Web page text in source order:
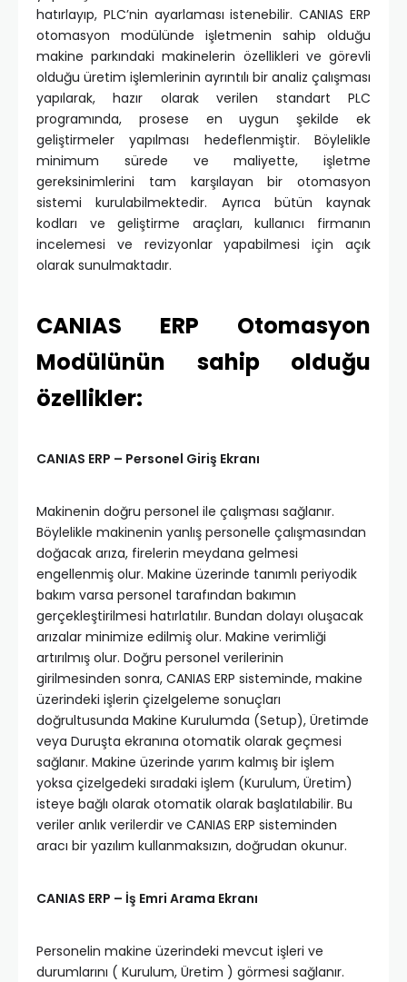
hatırlayıp, PLC’nin ayarlaması istenebilir. CANIAS ERP
otomasyon modülünde işletmenin sahip olduğu
makine parkındaki makinelerin özellikleri ve görevli
olduğu üretim işlemlerinin ayrıntılı bir analiz çalışması
yapılarak, hazır olarak verilen standart PLC
programında, prosese en uygun şekilde ek
geliştirmeler yapılması hedeflenmiştir. Böylelikle
minimum sürede ve maliyette, işletme
gereksinimlerini tam karşılayan bir otomasyon
sistemi kurulabilmektedir. Ayrıca bütün kaynak
kodları ve geliştirme araçları, kullanıcı firmanın
incelemesi ve revizyonlar yapabilmesi için açık
olarak sunulmaktadır.
CANIAS ERP Otomasyon
Modülünün sahip olduğu
özellikler:
CANIAS ERP – Personel Giriş Ekranı
Makinenin doğru personel ile çalışması sağlanır.
Böylelikle makinenin yanlış personelle çalışmasından
doğacak arıza, firelerin meydana gelmesi
engellenmiş olur. Makine üzerinde tanımlı periyodik
bakım varsa personel tarafından bakımın
gerçekleştirilmesi hatırlatılır. Bundan dolayı oluşacak
arızalar minimize edilmiş olur. Makine verimliği
artırılmış olur. Doğru personel verilerinin
girilmesinden sonra, CANIAS ERP sisteminde, makine
üzerindeki işlerin çizelgeleme sonuçları
doğrultusunda Makine Kurulumda (Setup), Üretimde
veya Duruşta ekranına otomatik olarak geçmesi
sağlanır. Makine üzerinde yarım kalmış bir işlem
yoksa çizelgedeki sıradaki işlem (Kurulum, Üretim)
isteye bağlı olarak otomatik olarak başlatılabilir. Bu
veriler anlık verilerdir ve CANIAS ERP sisteminden
aracı bir yazılım kullanmaksızın, doğrudan okunur.
CANIAS ERP – İş Emri Arama Ekranı
Personelin makine üzerindeki mevcut işleri ve
durumlarını ( Kurulum, Üretim ) görmesi sağlanır.